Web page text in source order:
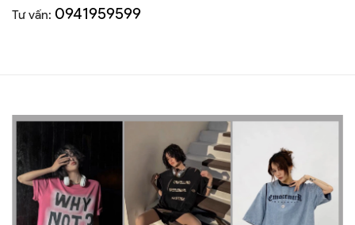
Tư vấn: 0941959599